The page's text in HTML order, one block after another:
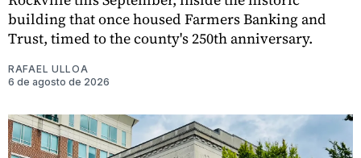
building that once housed Farmers Banking and
Trust, timed to the county's 250th anniversary.
RAFAEL ULLOA
6 de agosto de 2026